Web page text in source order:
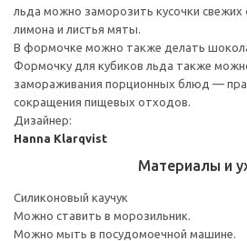
льда можно заморозить кусочки
лимона и листья мяты.
В формочке можно также делать
Формочку для кубиков льда также
замораживания порционных блюд —
сокращения пищевых отходов.
Дизайнер:
Hanna Klarqvist
Материалы и
Силиконовый каучук
Можно ставить в морозильник.
Можно мыть в посудомоечной машине.